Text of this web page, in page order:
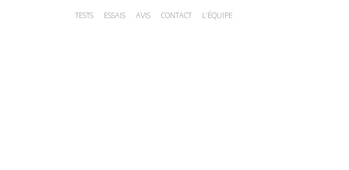
TESTS ESSAIS AVIS CONTACT L’ÉQUIPE